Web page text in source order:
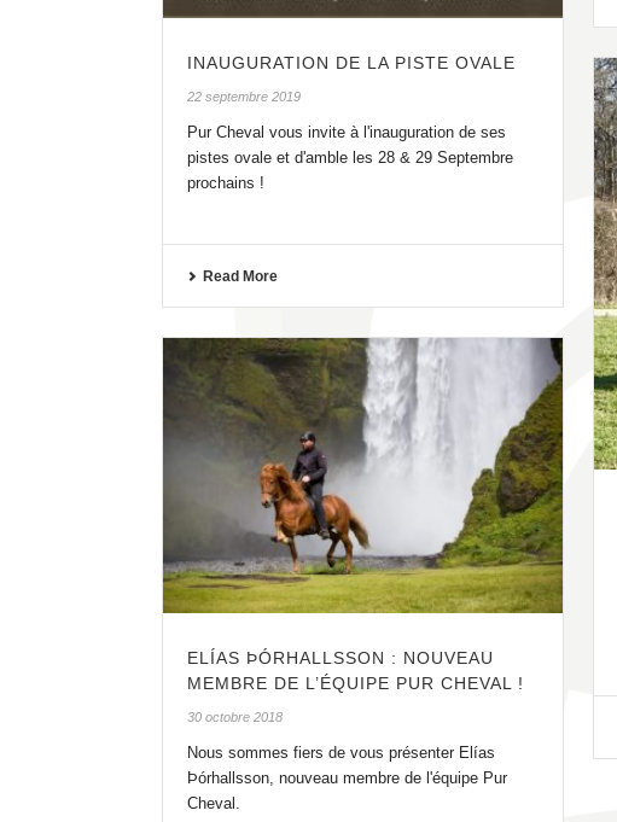
INAUGURATION DE LA PISTE OVALE
22 septembre 2019
Pur Cheval vous invite à l'inauguration de ses
pistes ovale et d'amble les 28 & 29 Septembre
prochains !
Read More
ELÍAS ÞÓRHALLSSON : NOUVEAU
MEMBRE DE L’ÉQUIPE PUR CHEVAL !
30 octobre 2018
Nous sommes fiers de vous présenter Elías
Þórhallsson, nouveau membre de l'équipe Pur
Cheval.